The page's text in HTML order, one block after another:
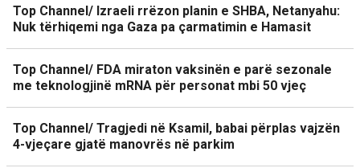
Top Channel/ Izraeli rrëzon planin e SHBA, Netanyahu:
Nuk tërhiqemi nga Gaza pa çarmatimin e Hamasit
Top Channel/ FDA miraton vaksinën e parë sezonale
me teknologjinë mRNA për personat mbi 50 vjeç
Top Channel/ Tragjedi në Ksamil, babai përplas vajzën
4-vjeçare gjatë manovrës në parkim